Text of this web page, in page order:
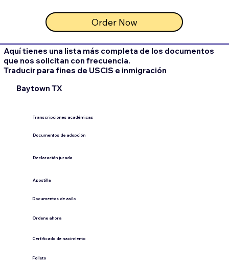
Transcripciones académicas
Documentos de adopción
Declaración jurada
​Apostilla
Documentos de asilo
Ordene ahora
Certificado de nacimiento
Folleto
Order Now
Aquí tienes una lista más completa de los documentos
que nos solicitan con frecuencia.
Traducir para fines de USCIS e inmigración
Baytown TX